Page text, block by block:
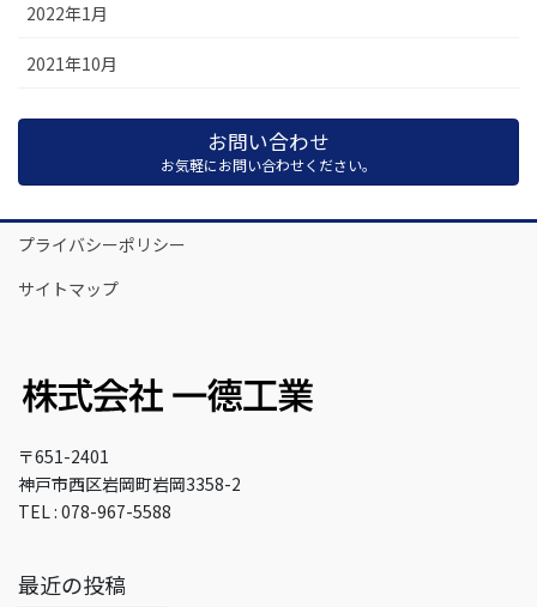
2022年1月
2021年10月
お問い合わせ
お気軽にお問い合わせください。
プライバシーポリシー
サイトマップ
〒651-2401
神戸市西区岩岡町岩岡3358-2
TEL : 078-967-5588
最近の投稿